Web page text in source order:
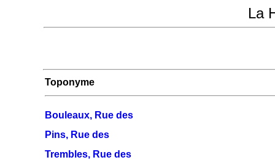
La
Toponyme
Bouleaux, Rue des
Pins, Rue des
Trembles, Rue des